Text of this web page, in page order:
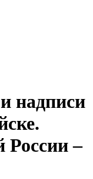
надписи
России –